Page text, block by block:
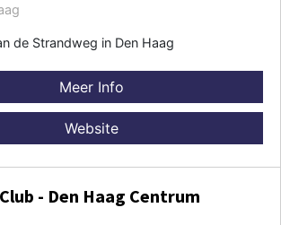
de Strandweg in Den Haag
Meer Info
Website
- Den Haag Centrum